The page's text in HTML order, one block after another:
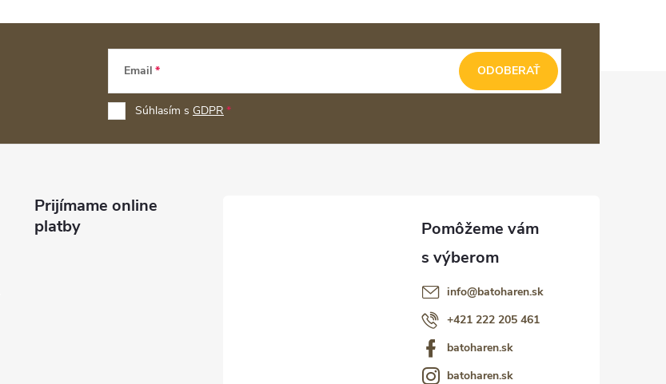
Email
Súhlasím s GDPR
ODOBERAŤ
Prijímame online
platby
info@batoharen.sk
+421 222 205 461
batoharen.sk
batoharen.sk